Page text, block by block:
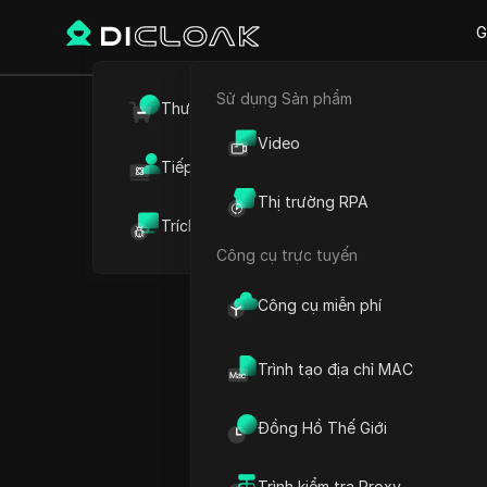
Thương mại điện tử
Tiếp thị liên kết
Trích xuất dữ liệu web
Sử dụng Sản phẩm
Video
Thị trường RPA
Công cụ trực tuyến
Công cụ miễn phí
Trình tạo địa chỉ MAC
Đồng Hồ Thế Giới
Quay lại
Cách
an toàn
Emily Grace
Chạy hàng chục tài khoản
chúng bị gắn cờ hoặc
biến đối với bất kỳ ai mở